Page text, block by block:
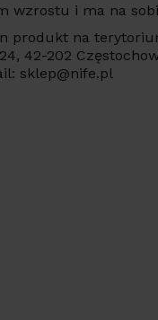
wzrostu i ma na
produkt na
42-202
sklep@nife.pl